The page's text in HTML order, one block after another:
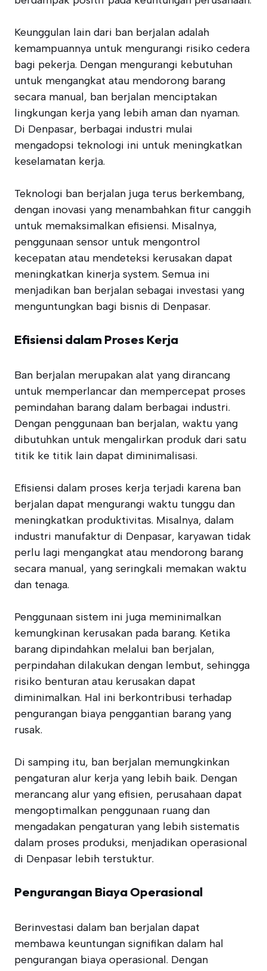
Keunggulan lain dari ban berjalan adalah
kemampuannya untuk mengurangi risiko cedera
bagi pekerja. Dengan mengurangi kebutuhan
untuk mengangkat atau mendorong barang
secara manual, ban berjalan menciptakan
lingkungan kerja yang lebih aman dan nyaman.
Di Denpasar, berbagai industri mulai
mengadopsi teknologi ini untuk meningkatkan
keselamatan kerja.
Teknologi ban berjalan juga terus berkembang,
dengan inovasi yang menambahkan fitur canggih
untuk memaksimalkan efisiensi. Misalnya,
penggunaan sensor untuk mengontrol
kecepatan atau mendeteksi kerusakan dapat
meningkatkan kinerja system. Semua ini
menjadikan ban berjalan sebagai investasi yang
menguntungkan bagi bisnis di Denpasar.
Efisiensi dalam Proses Kerja
Ban berjalan merupakan alat yang dirancang
untuk memperlancar dan mempercepat proses
pemindahan barang dalam berbagai industri.
Dengan penggunaan ban berjalan, waktu yang
dibutuhkan untuk mengalirkan produk dari satu
titik ke titik lain dapat diminimalisasi.
Efisiensi dalam proses kerja terjadi karena ban
berjalan dapat mengurangi waktu tunggu dan
meningkatkan produktivitas. Misalnya, dalam
industri manufaktur di Denpasar, karyawan tidak
perlu lagi mengangkat atau mendorong barang
secara manual, yang seringkali memakan waktu
dan tenaga.
Penggunaan sistem ini juga meminimalkan
kemungkinan kerusakan pada barang. Ketika
barang dipindahkan melalui ban berjalan,
perpindahan dilakukan dengan lembut, sehingga
risiko benturan atau kerusakan dapat
diminimalkan. Hal ini berkontribusi terhadap
pengurangan biaya penggantian barang yang
rusak.
Di samping itu, ban berjalan memungkinkan
pengaturan alur kerja yang lebih baik. Dengan
merancang alur yang efisien, perusahaan dapat
mengoptimalkan penggunaan ruang dan
mengadakan pengaturan yang lebih sistematis
dalam proses produksi, menjadikan operasional
di Denpasar lebih terstuktur.
Pengurangan Biaya Operasional
Berinvestasi dalam ban berjalan dapat
membawa keuntungan signifikan dalam hal
pengurangan biaya operasional. Dengan